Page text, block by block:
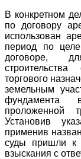
В конкретном
по договору
использован
период по
договоре,
торгового
земельным
фундамента
проложенной
Установив
применив
суды пришли к
взыскания с